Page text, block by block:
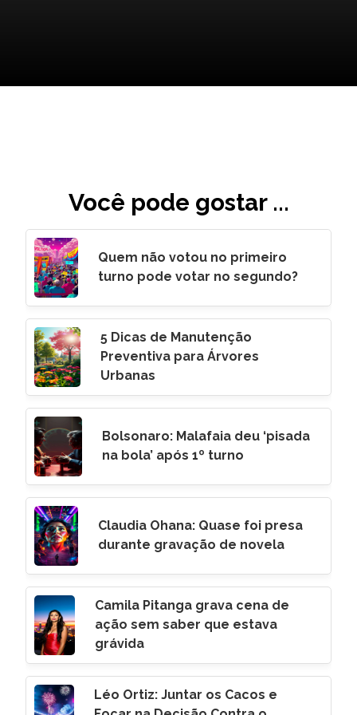
Você pode gostar ...
Quem não votou no primeiro
turno pode votar no segundo?
5 Dicas de Manutenção
Preventiva para Árvores
Urbanas
Bolsonaro: Malafaia deu ‘pisada
na bola’ após 1º turno
Claudia Ohana: Quase foi presa
durante gravação de novela
Camila Pitanga grava cena de
ação sem saber que estava
grávida
Léo Ortiz: Juntar os Cacos e